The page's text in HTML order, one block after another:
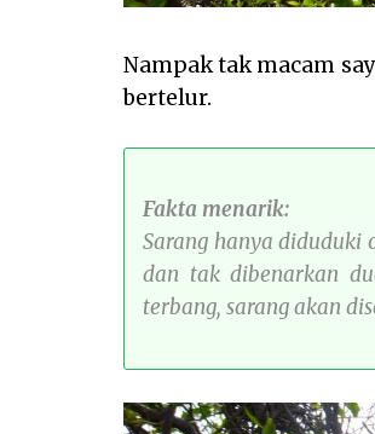
Nampak tak macam
bertelur.
Fakta menarik:
Sarang hanya diduduki
dan tak dibenarkan
terbang, sarang akan